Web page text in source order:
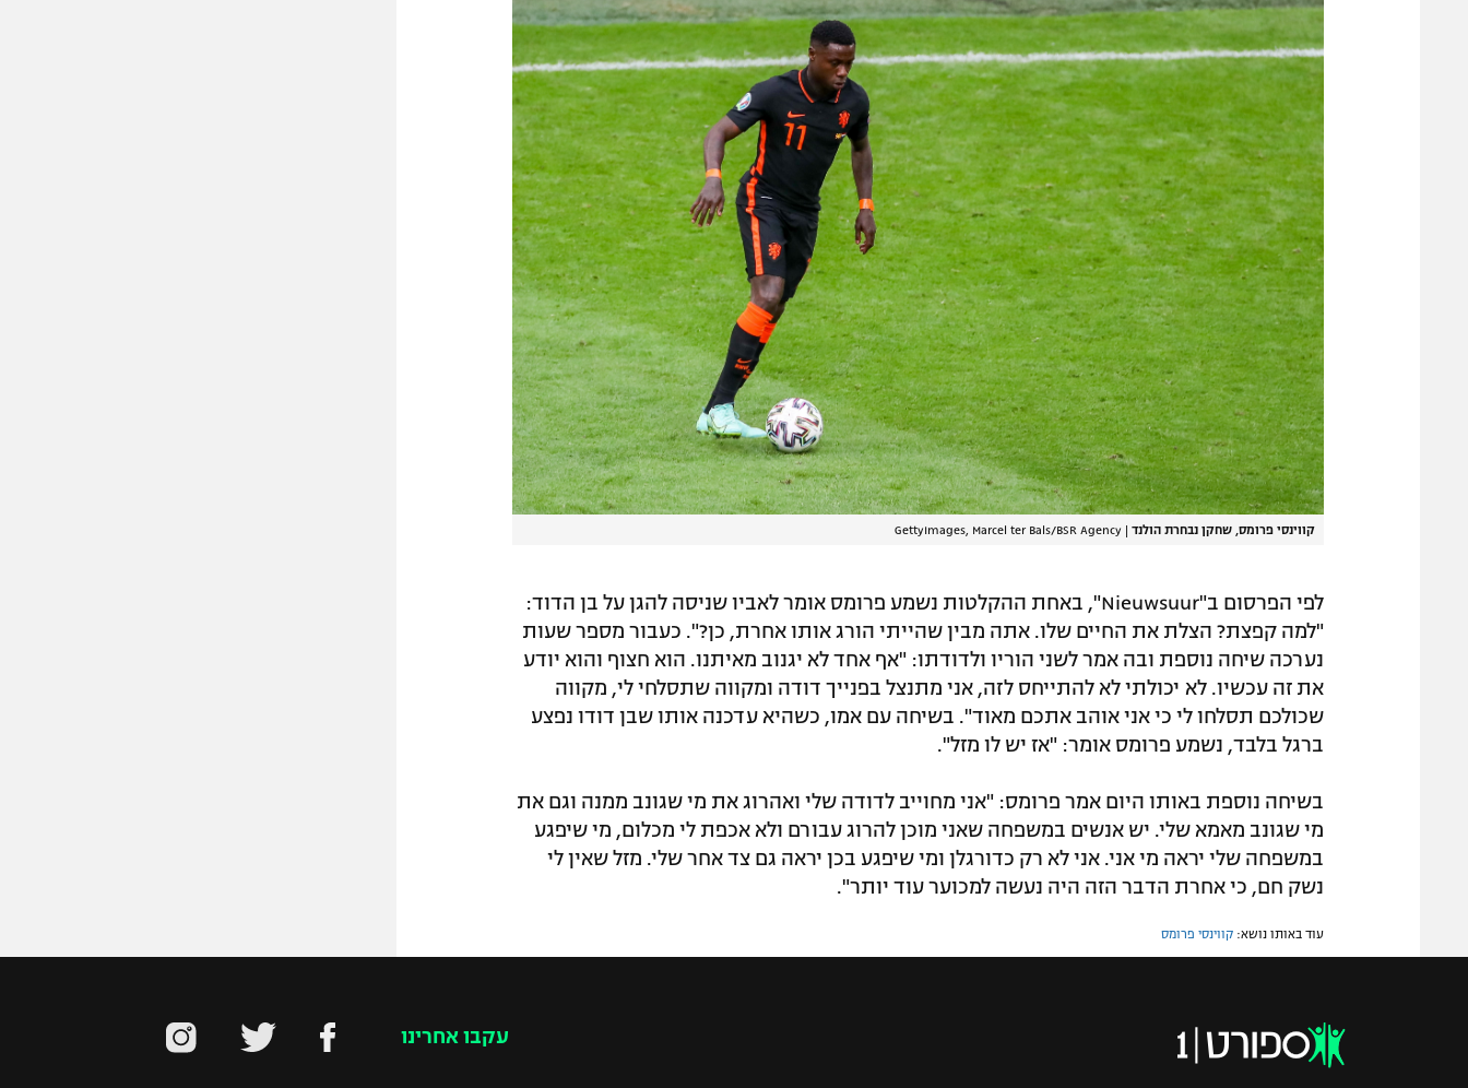
קווינסי פרומס, שחקן נבחרת הולנד |
GettyImages, Marcel ter Bals/BSR Agency
לפי הפרסום ב"Nieuwsuur", באחת ההקלטות נשמע פרומס אומר לאביו שניסה להגן על בן הדוד:
"למה קפצת? הצלת את החיים שלו. אתה מבין שהייתי הורג אותו אחרת, כן?". כעבור מספר שעות
נערכה שיחה נוספת ובה אמר לשני הוריו ולדודתו: "אף אחד לא יגנוב מאיתנו. הוא חצוף והוא יודע
את זה עכשיו. לא יכולתי לא להתייחס לזה, אני מתנצל בפנייך דודה ומקווה שתסלחי לי, מקווה
שכולכם תסלחו לי כי אני אוהב אתכם מאוד". בשיחה עם אמו, כשהיא עדכנה אותו שבן דודו נפצע
ברגל בלבד, נשמע פרומס אומר: "אז יש לו מזל".
בשיחה נוספת באותו היום אמר פרומס: "אני מחוייב לדודה שלי ואהרוג את מי שגונב ממנה וגם את
מי שגונב מאמא שלי. יש אנשים במשפחה שאני מוכן להרוג עבורם ולא אכפת לי מכלום, מי שיפגע
במשפחה שלי יראה מי אני. אני לא רק כדורגלן ומי שיפגע בכן יראה גם צד אחר שלי. מזל שאין לי
נשק חם, כי אחרת הדבר הזה היה נעשה למכוער עוד יותר".
עוד באותו נושא: קווינסי פרומס
עקבו אחרינו